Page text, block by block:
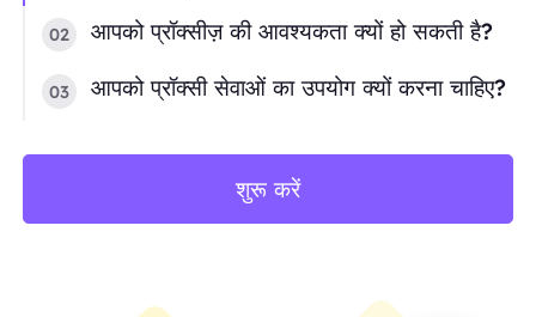
02 आपको प्रॉक्सीज़ की आवश्यकता क्यों हो सकती है?
03 आपको प्रॉक्सी सेवाओं का उपयोग क्यों करना चाहिए?
शुरू करें